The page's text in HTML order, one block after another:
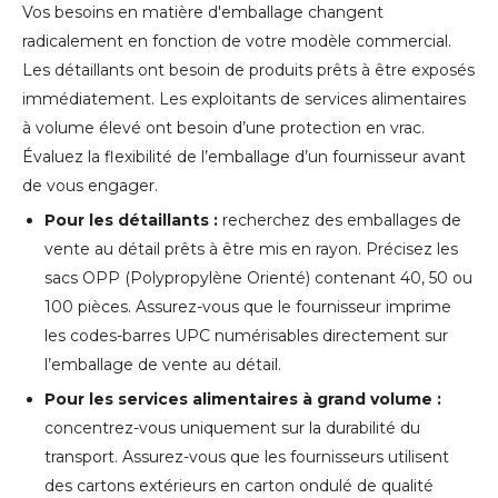
Vos besoins en matière d'emballage changent
radicalement en fonction de votre modèle commercial.
Les détaillants ont besoin de produits prêts à être exposés
immédiatement. Les exploitants de services alimentaires
à volume élevé ont besoin d’une protection en vrac.
Évaluez la flexibilité de l’emballage d’un fournisseur avant
de vous engager.
Pour les détaillants : recherchez des emballages de
vente au détail prêts à être mis en rayon. Précisez les
sacs OPP (Polypropylène Orienté) contenant 40, 50 ou
100 pièces. Assurez-vous que le fournisseur imprime
les codes-barres UPC numérisables directement sur
l’emballage de vente au détail.
Pour les services alimentaires à grand volume :
concentrez-vous uniquement sur la durabilité du
transport. Assurez-vous que les fournisseurs utilisent
des cartons extérieurs en carton ondulé de qualité